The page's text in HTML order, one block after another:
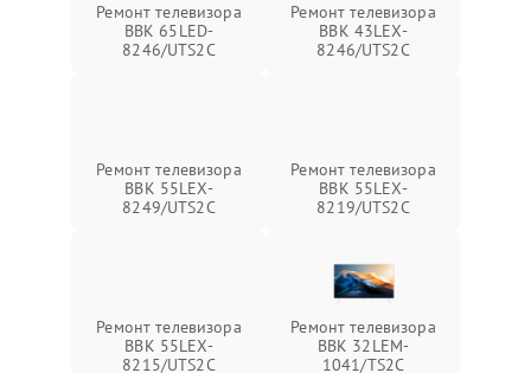
Ремонт телевизора
BBK 65LED-
8246/UTS2C
Ремонт телевизора
BBK 43LEX-
8246/UTS2C
Ремонт телевизора
BBK 55LEX-
8249/UTS2C
Ремонт телевизора
BBK 55LEX-
8219/UTS2C
Ремонт телевизора
BBK 55LEX-
8215/UTS2C
Ремонт телевизора
BBK 32LEM-
1041/TS2C